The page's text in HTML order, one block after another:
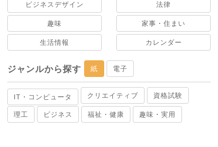
ビジネスデザイン 法律
趣味 家事・住まい
生活情報 カレンダー
ジャンルから探す 紙 電子
IT・コンピュータ クリエイティブ 資格試験
理工 ビジネス 福祉・健康 趣味・実用